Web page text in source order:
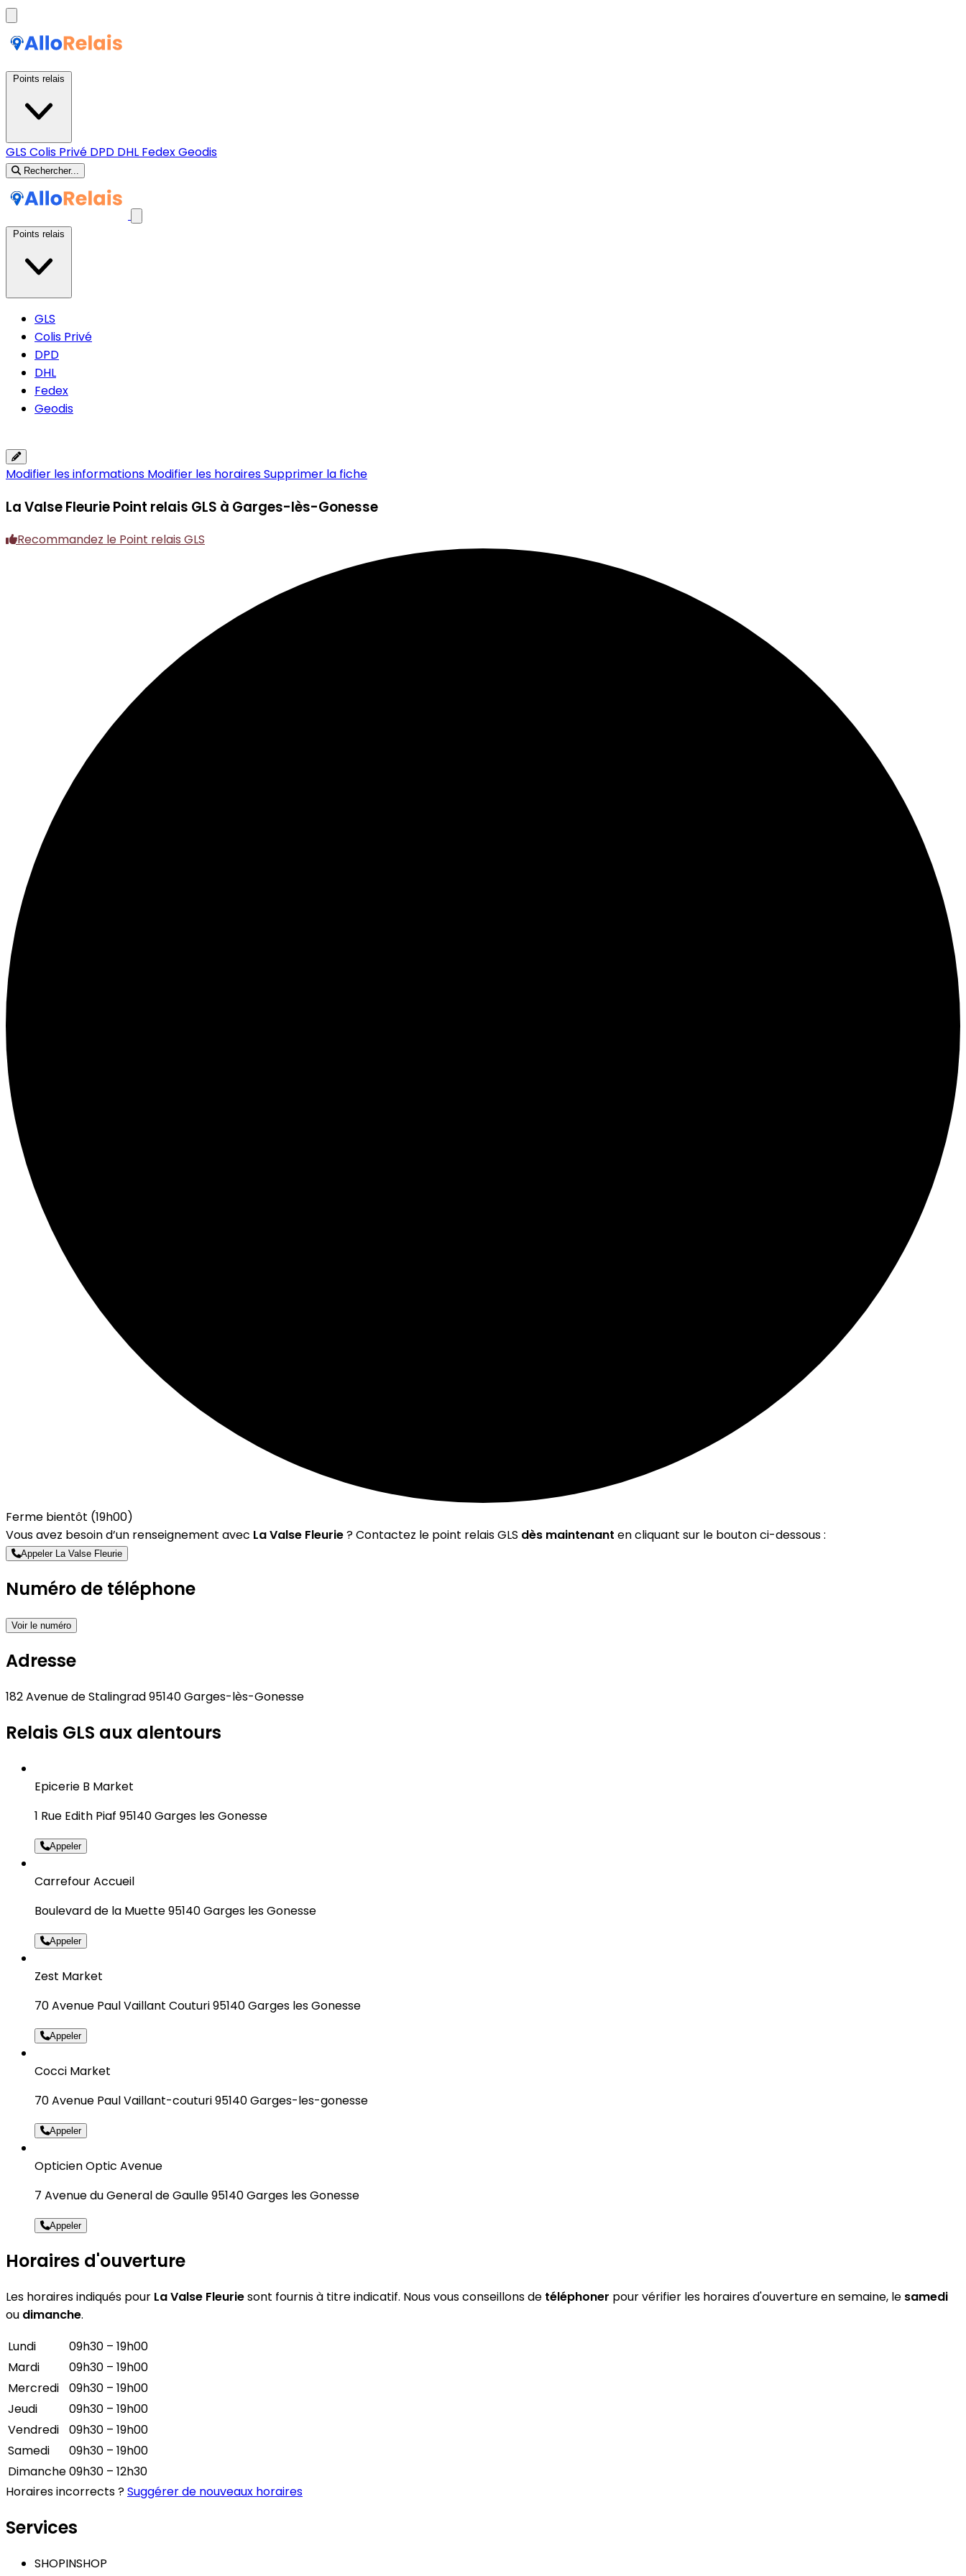
GLS Colis Privé DPD DHL FedexGeodis
Rechercher...
GLS
Colis Privé
DPD
DHL
Fedex
Geodis
Modifier les informations Modifier les horairesSupprimer la fiche
La Valse FleuriePoint relais GLS à Garges-lès-Gonesse
Recommandez le Point relais GLS
Ferme bientôt (19h00)
Vous avez besoin d’un renseignement avec La Valse Fleurie? Contactez le point relais GLS dès maintenant en cliquant sur le bouton ci-dessous :
Appeler La Valse Fleurie
Numéro de téléphone
Voir le numéro
Adresse
182 Avenue de Stalingrad 95140 Garges-lès-Gonesse
Relais GLS aux alentours
Epicerie B Market
1 Rue Edith Piaf 95140 Garges les Gonesse
Appeler
Carrefour Accueil
Boulevard de la Muette 95140 Garges les Gonesse
Appeler
Zest Market
70 Avenue Paul Vaillant Couturi 95140 Garges les Gonesse
Appeler
Cocci Market
70 Avenue Paul Vaillant-couturi 95140 Garges-les-gonesse
Appeler
Opticien Optic Avenue
7 Avenue du General de Gaulle 95140 Garges les Gonesse
Appeler
Horaires d'ouverture
Les horaires indiqués pour La Valse Fleuriesont fournis à titre indicatif. Nous vous conseillons de téléphoner pour vérifier les horaires d'ouverture en semaine, le samedi
ou dimanche.
Lundi
09h30 – 19h00
Mardi
09h30 – 19h00
Mercredi
09h30 – 19h00
Jeudi
09h30 – 19h00
Vendredi
09h30 – 19h00
Samedi
09h30 – 19h00
Dimanche09h30 – 12h30
Horaires incorrects ?Suggérer de nouveaux horaires
Services
SHOPINSHOP